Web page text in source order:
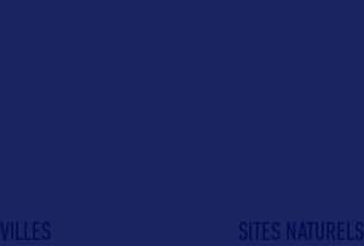
VILLES SITES NATURELS